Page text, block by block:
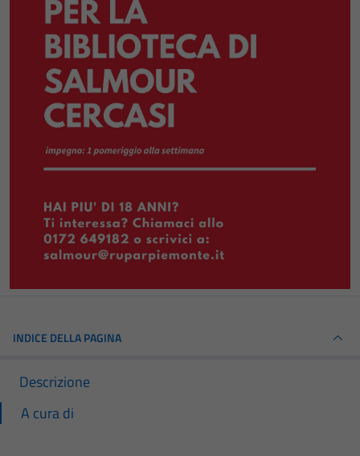
INDICE DELLA PAGINA
Descrizione
A cura di